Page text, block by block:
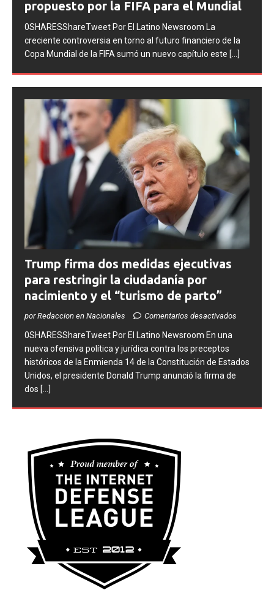
0SHARESShareTweet Por El Latino Newsroom La FIFA
inició una serie de procesos disciplinarios contra la
Asociación del Fútbol Argentino (AFA), cuatro integrantes
de la selección
Trump firma dos medidas ejecutivas
para restringir la ciudadanía por
nacimiento y el “turismo de parto”
por Redaccion en Nacionales
nueva ofensiva política y jurídica contra los preceptos
Unidos, el presidente Donald Trump anunció la firma de
[...]